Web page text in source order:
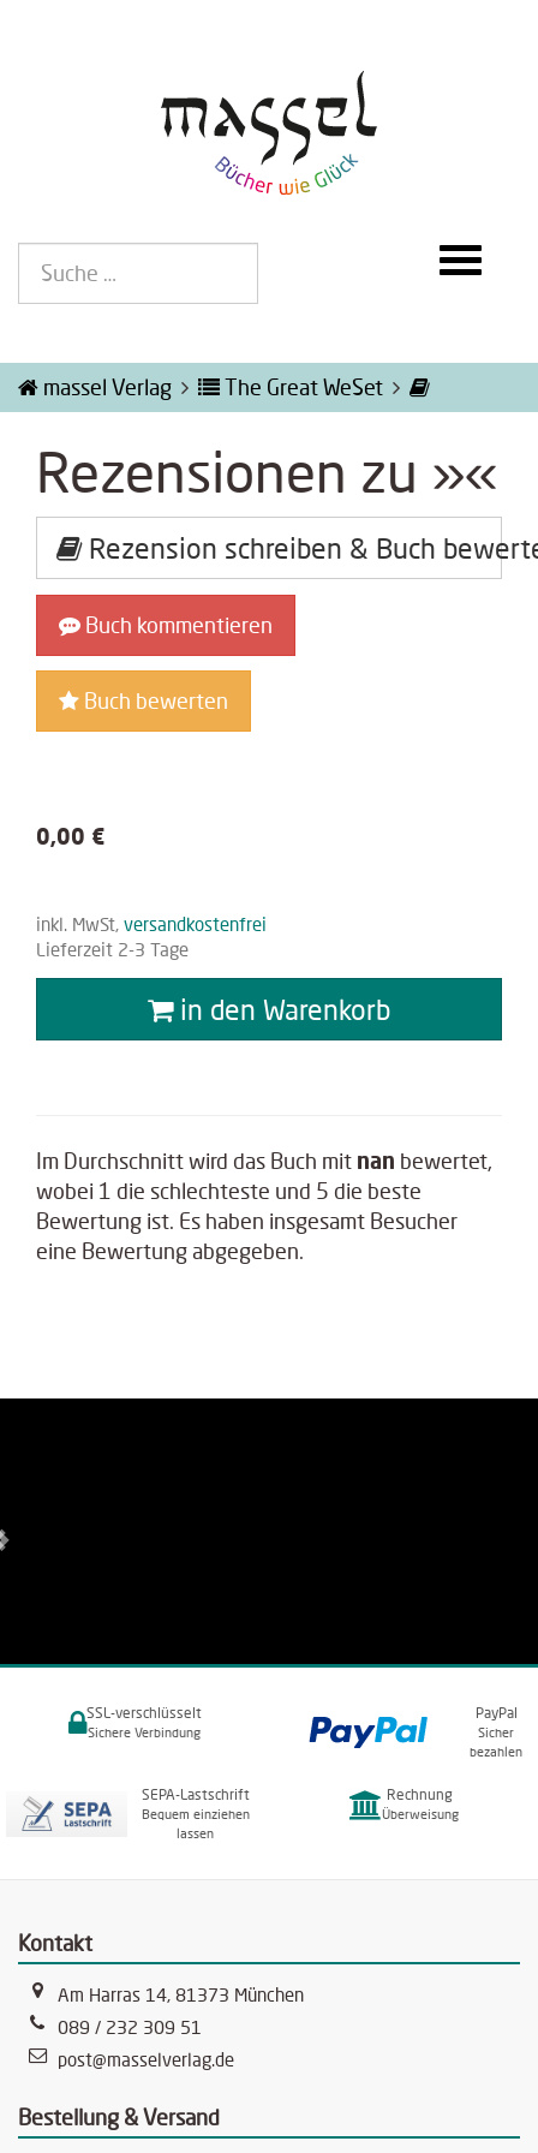
massel Verlag The Great WeSet
Rezensionen zu »«
Rezension schreiben & Buch
Buch kommentieren
Buch bewerten
0,00 €
inkl. MwSt, versandkostenfrei
Lieferzeit 2-3 Tage
in den Warenkorb
Im Durchschnitt wird das Buch mit nan bewertet,
wobei 1 die schlechteste und 5 die beste
Bewertung ist. Es haben insgesamt Besucher
eine Bewertung abgegeben.
SSL-verschlüsselt
Sichere Verbindung
PayPal
Sicher
bezahlen
SEPA-Lastschrift
Bequem einziehen
lassen
Rechnung
Überweisung
Kontakt
Am Harras 14, 81373 München
089 / 232 309 51
post@masselverlag.de
Bestellung & Versand